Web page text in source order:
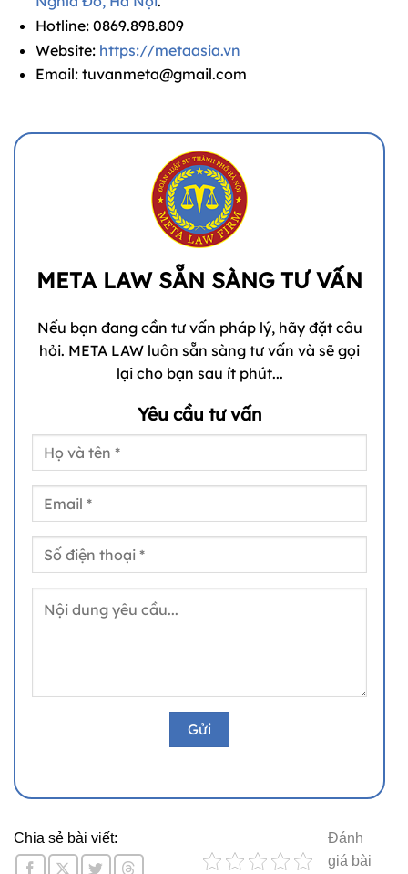
Hotline: 0869.898.809
Website: https://metaasia.vn
Email: tuvanmeta@gmail.com
META LAW SẴN SÀNG TƯ VẤN
Nếu bạn đang cần tư vấn pháp lý, hãy đặt câu
hỏi. META LAW luôn sẵn sàng tư vấn và sẽ gọi
lại cho bạn sau ít phút...
Yêu cầu tư vấn
Chia sẻ bài viết:
Đánh
giá bài